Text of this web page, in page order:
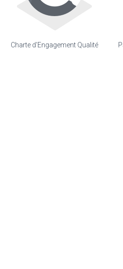
Charte d'Engagement Qualité